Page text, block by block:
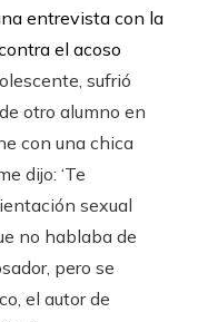
entrevista con la
el acoso
sufrió
otro alumno en
con una chica
dijo: ‘Te
sexual
no hablaba de
pero se
el autor de